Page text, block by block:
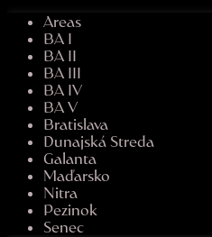
Areas
BA I
BA II
BA III
BA IV
BA V
Bratislava
Dunajská Streda
Galanta
Maďarsko
Nitra
Pezinok
Senec